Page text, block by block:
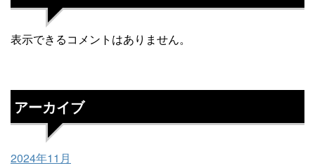
表示できるコメントはありません。
アーカイブ
2024年11月